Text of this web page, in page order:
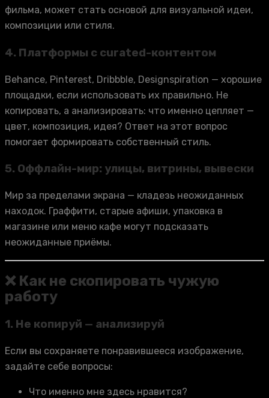
фильма, может стать основой для визуальной идеи,
композиции или стиля.
4. Платформы с curated-контентом
Behance, Pinterest, Dribbble, Designspiration — хорошие
площадки, если использовать их правильно. Не
копировать, а анализировать: что именно цепляет —
цвет, композиция, идея? Ответ на этот вопрос
помогает формировать собственный стиль.
5. Оффлайн-мир: улицы, витрины, вывески
Мир за пределами экрана — кладезь неожиданных
находок. Граффити, старые афиши, упаковка в
магазине или меню кафе могут подсказать
неожиданные приёмы.
❌ Как не скопировать чужую
работу
1. Не копируй — анализируй
Если вы сохраняете понравившееся изображение,
задайте себе вопросы:
Что именно мне здесь нравится?